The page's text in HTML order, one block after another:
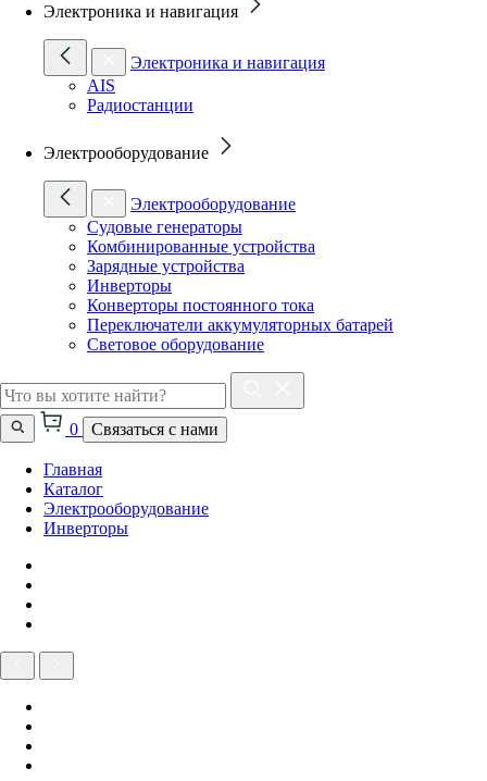
Электроника и навигация
Электроника и навигация
AIS
Радиостанции
Электрооборудование
Электрооборудование
Судовые генераторы
Комбинированные устройства
Зарядные устройства
Инверторы
Конверторы постоянного тока
Переключатели аккумуляторных батарей
Световое оборудование
0 Связаться с нами
Главная
Каталог
Электрооборудование
Инверторы